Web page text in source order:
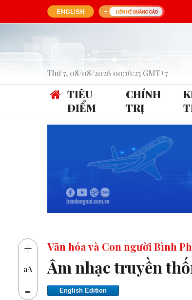
Thứ 7, 08/08/2026 00:16:25 GMT+7
TIÊU
ĐIỂM
CHÍNH
TRỊ
+
aA
-
Văn hóa và Con người Bình
Âm nhạc truyền
English Edition